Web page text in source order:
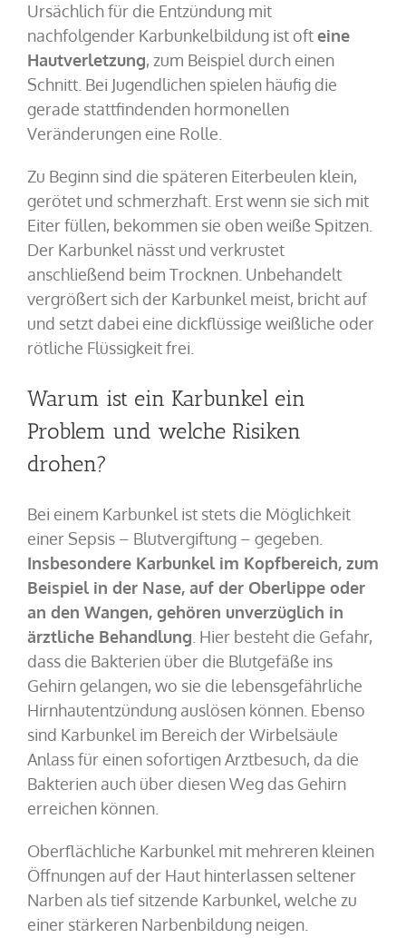
Ursächlich für die Entzündung mit
nachfolgender Karbunkelbildung ist ofteine
Hautverletzung, zum Beispiel durch einen
Schnitt. Bei Jugendlichen spielen häufig die
gerade stattfindenden hormonellen
Veränderungen eine Rolle.
Zu Beginn sind die späteren Eiterbeulen klein,
gerötet und schmerzhaft. Erst wenn sie sich mit
Eiter füllen, bekommen sie oben weiße Spitzen.
Der Karbunkel nässt und verkrustet
anschließend beim Trocknen. Unbehandelt
vergrößert sich der Karbunkel meist, bricht auf
und setzt dabei eine dickflüssige weißliche oder
rötliche Flüssigkeit frei.
Warum ist ein Karbunkel ein
Problem und welche Risiken
drohen?
Bei einem Karbunkel ist stets die Möglichkeit
einer Sepsis – Blutvergiftung – gegeben.
Insbesondere Karbunkel im Kopfbereich, zum
Beispiel in der Nase, auf der Oberlippe oder
an den Wangen, gehören unverzüglich in
ärztliche Behandlung. Hier besteht die Gefahr,
dass die Bakterien über die Blutgefäße ins
Gehirn gelangen, wo sie die lebensgefährliche
Hirnhautentzündung auslösen können. Ebenso
sind Karbunkel im Bereich der Wirbelsäule
Anlass für einen sofortigen Arztbesuch, da die
Bakterien auch über diesen Weg das Gehirn
erreichen können.
Oberflächliche Karbunkel mit mehreren kleinen
Öffnungen auf der Haut hinterlassen seltener
Narben als tief sitzende Karbunkel, welche zu
einer stärkeren Narbenbildung neigen.